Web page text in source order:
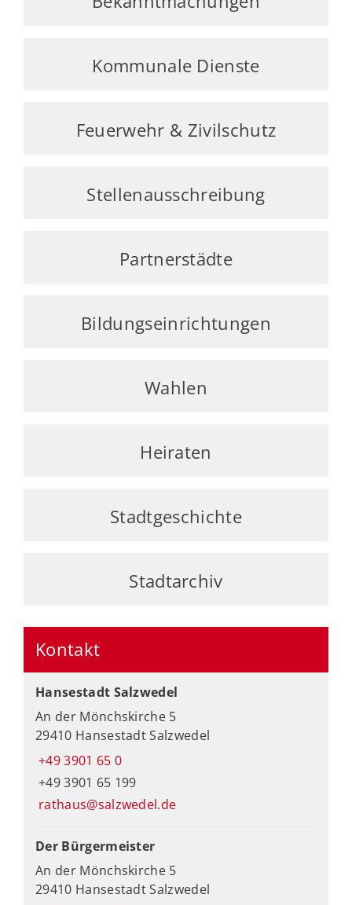
Kommunale Dienste
Feuerwehr & Zivilschutz
Stellenausschreibung
Partnerstädte
Bildungseinrichtungen
Wahlen
Heiraten
Stadtgeschichte
Stadtarchiv
Kontakt
Hansestadt Salzwedel
An der Mönchskirche 5
29410 Hansestadt Salzwedel
+49 3901 65 0
+49 3901 65 199
rathaus@salzwedel.de
Der Bürgermeister
An der Mönchskirche 5
29410 Hansestadt Salzwedel